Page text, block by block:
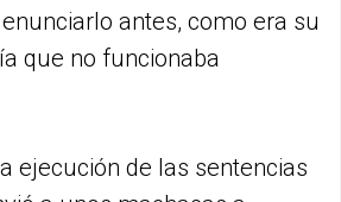
antes, como era su
que no funcionaba
ejecución de las sentencias